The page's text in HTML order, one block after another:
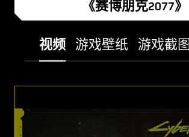
《赛博朋克2077》
视频 游戏壁纸 游戏截图